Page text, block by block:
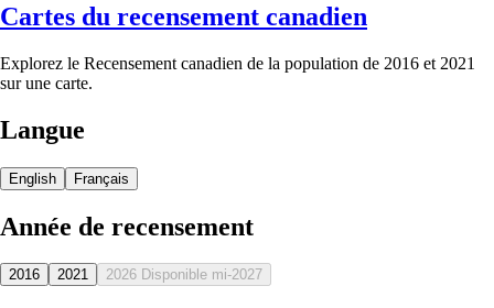
Cartes du recensement canadien
Explorez le Recensement canadien de la population de 2016 et 2021
sur une carte.
Langue
English Français
Année de recensement
2016 2021 2026 Disponible mi-2027